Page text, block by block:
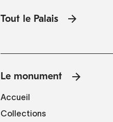
Tout le Palais
Le monument
Accueil
Collections